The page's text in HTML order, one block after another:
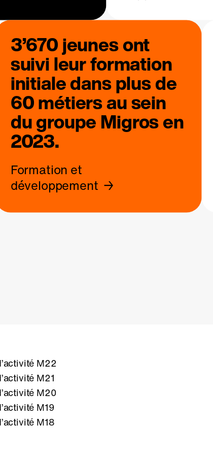
3’670 jeunes ont
suivi leur formation
initiale dans plus de
60 métiers au sein
du groupe Migros en
2023.
Formation et
développement
M22
M21
M20
M19
M18